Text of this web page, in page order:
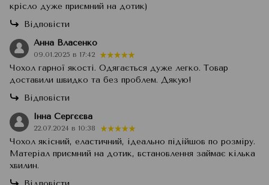
крісло дуже приємний на дотик)
Відповісти
Анна Власенко
09.01.2025 в 17:42
Чохол гарної якості. Одягається дуже легко. Товар
доставили швидко та без проблем. Дякую!
Відповісти
Інна Сергєєва
22.07.2024 в 10:38
Чохол якісний, еластичний, ідеально підійшов по розміру.
Матеріал приємний на дотик, встановлення займає кілька
хвилин.